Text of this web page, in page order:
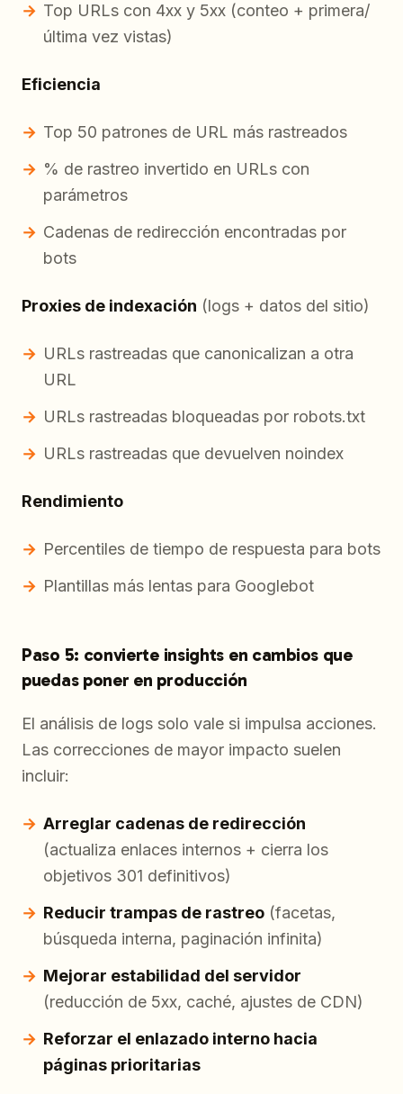
Top URLs con 4xx y 5xx (conteo + primera/
última vez vistas)
Eficiencia
Top 50 patrones de URL más rastreados
% de rastreo invertido en URLs con
parámetros
Cadenas de redirección encontradas por
bots
Proxies de indexación (logs + datos del sitio)
URLs rastreadas que canonicalizan a otra
URL
URLs rastreadas bloqueadas por robots.txt
URLs rastreadas que devuelven noindex
Rendimiento
Percentiles de tiempo de respuesta para bots
Plantillas más lentas para Googlebot
Paso 5: convierte insights en cambios que
puedas poner en producción
El análisis de logs solo vale si impulsa acciones.
Las correcciones de mayor impacto suelen
incluir:
Arreglar cadenas de redirección
(actualiza enlaces internos + cierra los
objetivos 301 definitivos)
Reducir trampas de rastreo (facetas,
búsqueda interna, paginación infinita)
Mejorar estabilidad del servidor
(reducción de 5xx, caché, ajustes de CDN)
Reforzar el enlazado interno hacia
páginas prioritarias